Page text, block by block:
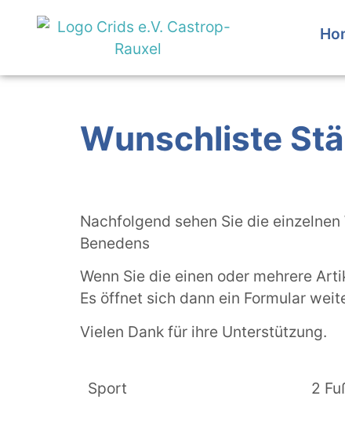
springen
Wunschliste
Nachfolgend sehen Sie die
Benedens
Wenn Sie die einen oder mehrere
Es öffnet sich dann ein Formular
Vielen Dank für ihre Unterstützung.
Sport 2